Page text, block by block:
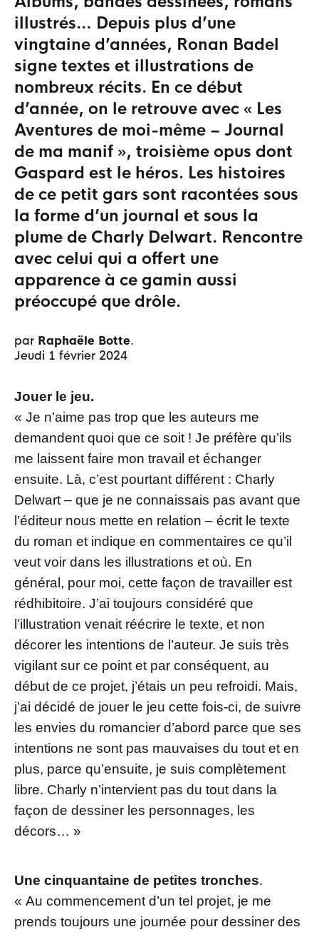
illustrés… Depuis plus d’une
vingtaine d’années, Ronan Badel
signe textes et illustrations de
nombreux récits. En ce début
d’année, on le retrouve avec « Les
Aventures de moi-même – Journal
de ma manif », troisième opus dont
Gaspard est le héros. Les histoires
de ce petit gars sont racontées sous
la forme d’un journal et sous la
plume de Charly Delwart. Rencontre
avec celui qui a offert une
apparence à ce gamin aussi
préoccupé que drôle.
par Raphaële Botte.
jeudi 1 février 2024
Jouer le jeu.
« Je n’aime pas trop que les auteurs me
demandent quoi que ce soit ! Je préfère qu’ils
me laissent faire mon travail et échanger
ensuite. Là, c’est pourtant différent : Charly
Delwart – que je ne connaissais pas avant que
l’éditeur nous mette en relation – écrit le texte
du roman et indique en commentaires ce qu’il
veut voir dans les illustrations et où. En
général, pour moi, cette façon de travailler est
rédhibitoire. J’ai toujours considéré que
l’illustration venait réécrire le texte, et non
décorer les intentions de l’auteur. Je suis très
vigilant sur ce point et par conséquent, au
début de ce projet, j’étais un peu refroidi. Mais,
j’ai décidé de jouer le jeu cette fois-ci, de suivre
les envies du romancier d’abord parce que ses
intentions ne sont pas mauvaises du tout et en
plus, parce qu’ensuite, je suis complètement
libre. Charly n’intervient pas du tout dans la
façon de dessiner les personnages, les
décors… »
Une cinquantaine de petites tronches.
« Au commencement d’un tel projet, je me
prends toujours une journée pour dessiner des